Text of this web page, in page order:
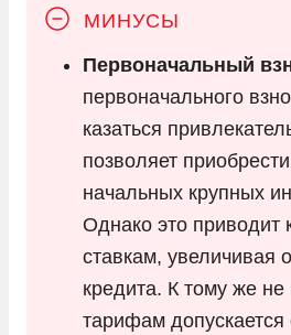
Первоначальный
первоначального
казаться
позволяет
начальных крупных
Однако это
ставкам, увеличивая
кредита. К тому же
тарифам